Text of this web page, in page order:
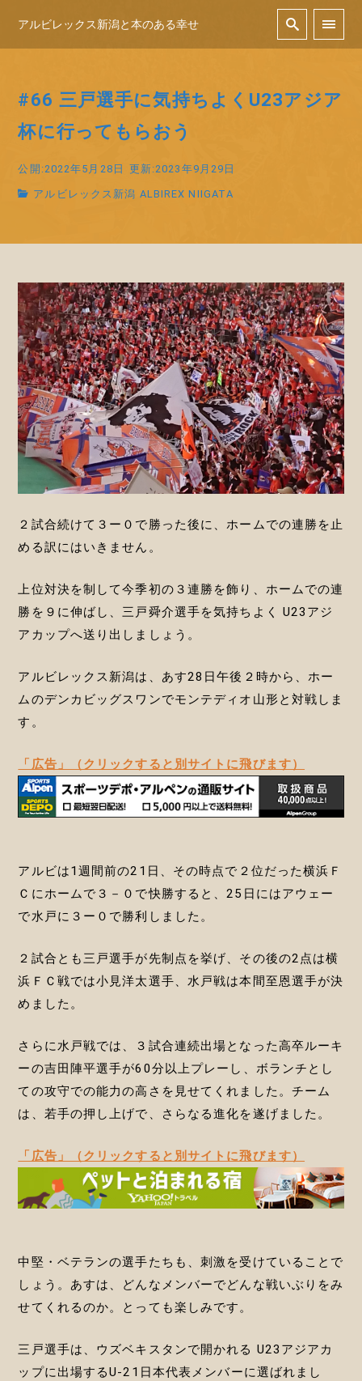
アルビレックス新潟と本のある幸せ
#66 三戸選手に気持ちよくU23アジア
杯に行ってもらおう
公開:2022年5月28日 更新:2023年9月29日
アルビレックス新潟 ALBIREX NIIGATA
２試合続けて３ー０で勝った後に、ホームでの連勝を止
める訳にはいきません。
上位対決を制して今季初の３連勝を飾り、ホームでの連
勝を９に伸ばし、三戸舜介選手を気持ちよく U23アジ
アカップへ送り出しましょう。
アルビレックス新潟は、あす28日午後２時から、ホー
ムのデンカビッグスワンでモンテディオ山形と対戦しま
す。
「広告」（クリックすると別サイトに飛びます）
アルビは1週間前の21日、その時点で２位だった横浜Ｆ
Ｃにホームで３－０で快勝すると、25日にはアウェー
で水戸に３ー０で勝利しました。
２試合とも三戸選手が先制点を挙げ、その後の2点は横
浜ＦＣ戦では小見洋太選手、水戸戦は本間至恩選手が決
めました。
さらに水戸戦では、３試合連続出場となった高卒ルーキ
ーの吉田陣平選手が60分以上プレーし、ボランチとし
ての攻守での能力の高さを見せてくれました。チーム
は、若手の押し上げで、さらなる進化を遂げました。
「広告」（クリックすると別サイトに飛びます）
中堅・ベテランの選手たちも、刺激を受けていることで
しょう。あすは、どんなメンバーでどんな戦いぶりをみ
せてくれるのか。とっても楽しみです。
三戸選手は、ウズベキスタンで開かれる U23アジアカ
ップに出場するU-21日本代表メンバーに選ばれまし